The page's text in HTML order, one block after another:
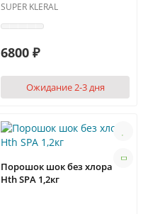
SUPER KLERAL
6800 ₽
Ожидание 2-3 дня
Порошок шок без хлора
Hth SPA 1,2кг